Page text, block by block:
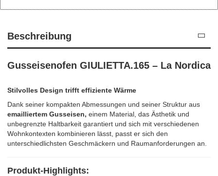
Beschreibung
Gusseisenofen GIULIETTA.165 – La Nordica
Stilvolles Design trifft effiziente Wärme
Dank seiner kompakten Abmessungen und seiner Struktur aus
emailliertem Gusseisen, einem Material, das Ästhetik und
unbegrenzte Haltbarkeit garantiert und sich mit verschiedenen
Wohnkontexten kombinieren lässt, passt er sich den
unterschiedlichsten Geschmäckern und Raumanforderungen an.
Produkt-Highlights: